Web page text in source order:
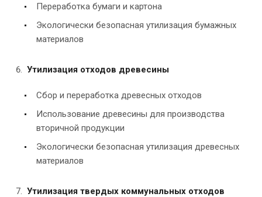
Переработка бумаги и картона
Экологически безопасная утилизация бумажных
материалов
Утилизация отходов древесины
Сбор и переработка древесных отходов
Использование древесины для производства
вторичной продукции
Экологически безопасная утилизация древесных
материалов
Утилизация твердых коммунальных отходов